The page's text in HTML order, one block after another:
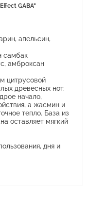
GABA"
апельсин,
самбак
амброксан
цитрусовой
древесных нот.
начало,
а жасмин и
тепло. База из
оставляет мягкий
дня и